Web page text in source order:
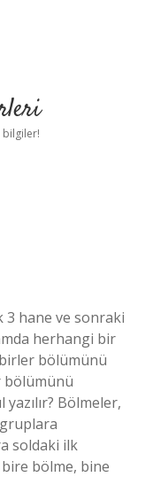
bilgiler!
3 hane ve sonraki
herhangi bir
bölümünü
bölümünü
Bölmeler,
soldaki ilk
bölme, bine